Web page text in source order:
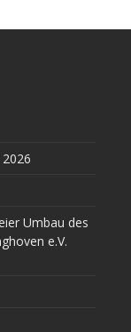
Umbau des
e.V.